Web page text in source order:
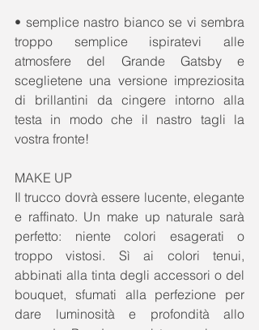
• semplice nastro bianco se vi sembra
troppo semplice ispiratevi alle
atmosfere del Grande Gatsby e
sceglietene una versione impreziosita
di brillantini da cingere intorno alla
testa in modo che il nastro tagli la
vostra fronte!
MAKE UP
Il trucco dovrà essere lucente, elegante
e raffinato. Un make up naturale sarà
perfetto: niente colori esagerati o
troppo vistosi. Sì ai colori tenui,
abbinati alla tinta degli accessori o del
bouquet, sfumati alla perfezione per
dare luminosità e profondità allo